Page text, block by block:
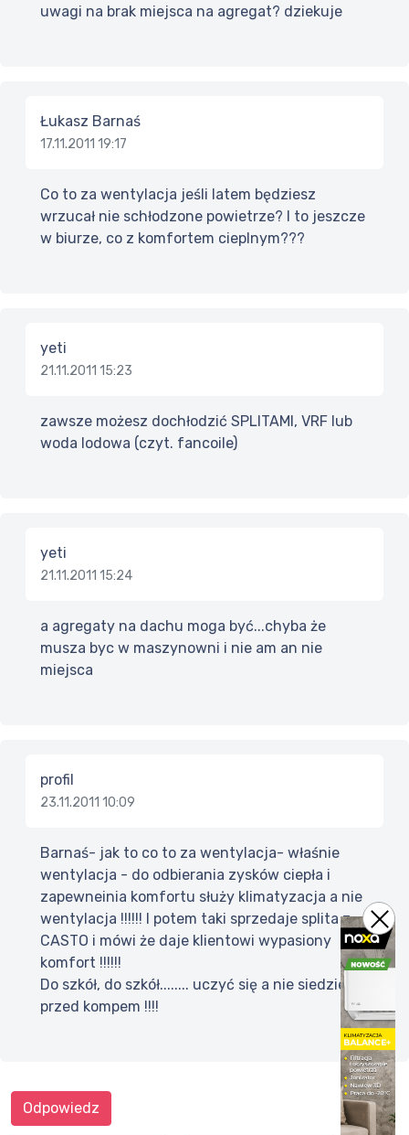
uwagi na brak miejsca na agregat? dziekuje
Łukasz Barnaś
17.11.2011 19:17
Co to za wentylacja jeśli latem będziesz
wrzucał nie schłodzone powietrze? I to jeszcze
w biurze, co z komfortem cieplnym???
yeti
21.11.2011 15:23
zawsze możesz dochłodzić SPLITAMI, VRF lub
woda lodowa (czyt. fancoile)
yeti
21.11.2011 15:24
a agregaty na dachu moga być...chyba że
musza byc w maszynowni i nie am an nie
miejsca
profil
23.11.2011 10:09
Barnaś- jak to co to za wentylacja- właśnie
wentylacja - do odbierania zysków ciepła i
zapewneinia komfortu służy klimatyzacja a nie
wentylacja !!!!!! I potem taki sprzedaje splita z
CASTO i mówi że daje klientowi wypasiony
komfort !!!!!!
Do szkół, do szkół........ uczyć się a nie siedzieć
przed kompem !!!!
Odpowiedz